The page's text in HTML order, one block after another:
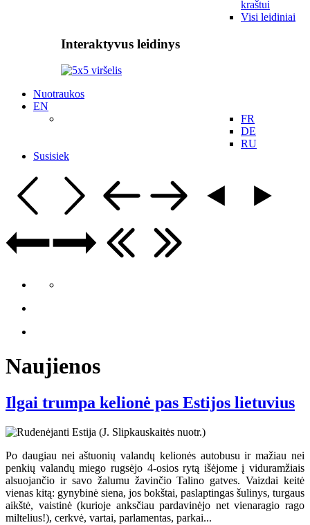
kraštui
Visi leidiniai
Interaktyvus leidinys
Nuotraukos
EN
FR
DE
RU
Susisiek
Naujienos
Ilgai trumpa kelionė pas Estijos lietuvius
Po daugiau nei aštuonių valandų kelionės autobusu ir mažiau nei
penkių valandų miego rugsėjo 4-osios rytą išėjome į viduramžiais
alsuojančio ir savo žalumu žavinčio Talino gatves. Vaizdai keitė
vienas kitą: gynybinė siena, jos bokštai, paslaptingas šulinys, turgaus
aikštė, vaistinė (kurioje anksčiau pardavinėjo net vienaragio rago
miltelius!), cerkvė, vartai, parlamentas, parkai...